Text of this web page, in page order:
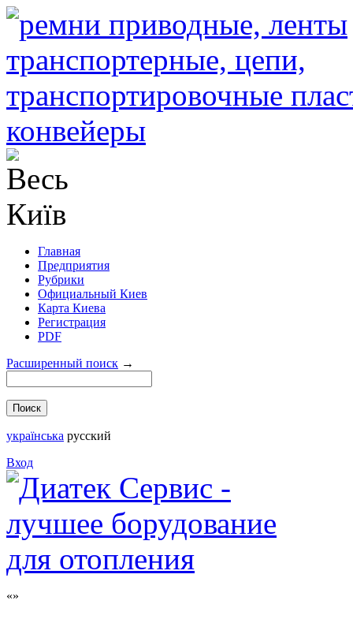
Главная
Предприятия
Рубрики
Официальный Киев
Карта Киева
Регистрация
PDF
Расширенный поиск →
українська русский
Вход